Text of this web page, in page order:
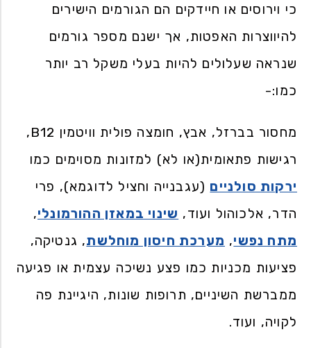
כי וירוסים או חיידקים הם הגורמים הישירים
להיווצרות האפטות, אך ישנם מספר גורמים
שנראה שעלולים להיות בעלי משקל רב יותר
כמו:-
מחסור בברזל, אבץ, חומצה פולית וויטמין B12,
רגישות פתאומית(או לא) למזונות מסוימים כמו
ירקות סולניים (עגבנייה וחציל לדוגמא), פרי
הדר, אלכוהול ועוד, שינוי במאזן ההורמונלי,
מתח נפשי, מערכת חיסון מוחלשת, גנטיקה,
פציעות מכניות כמו פצע נשיכה עצמית או פגיעה
ממברשת השיניים, תרופות שונות, היגיינת פה
לקויה, ועוד.